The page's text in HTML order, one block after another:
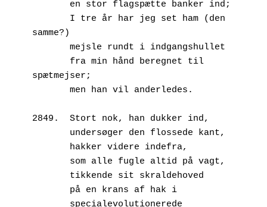
       en stor flagspætte banker ind;
samme?)
       mejsle rundt i indgangshullet
spætmejser;
       men han vil anderledes.
2849.  Stort nok, han dukker ind,
       undersøger den flossede kant,
       hakker videre indefra,
       som alle fugle altid på vagt,
       tikkende sit skraldehoved
       på en krans af hak i